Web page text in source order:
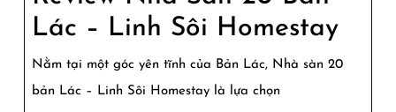
Lác – Linh Sôi Homestay
Nhà
Nằm tại một góc yên tĩnh của Bản Lác, Nhà sàn 20
bản Lác – Linh Sôi Homestay là lựa chọn